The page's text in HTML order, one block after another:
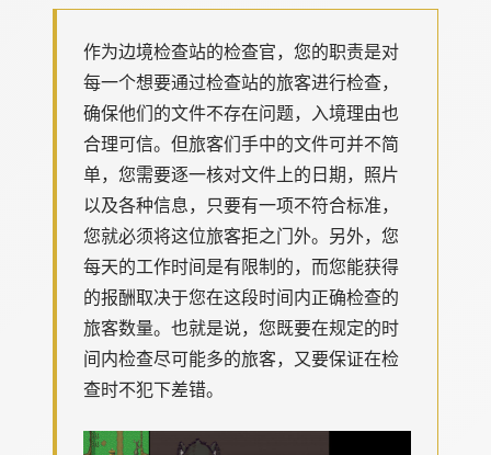
作为边境检查站的检查官，您的职责是对
每一个想要通过检查站的旅客进行检查，
确保他们的文件不存在问题，入境理由也
合理可信。但旅客们手中的文件可并不简
单，您需要逐一核对文件上的日期，照片
以及各种信息，只要有一项不符合标准，
您就必须将这位旅客拒之门外。另外，您
每天的工作时间是有限制的，而您能获得
的报酬取决于您在这段时间内正确检查的
旅客数量。也就是说，您既要在规定的时
间内检查尽可能多的旅客，又要保证在检
查时不犯下差错。